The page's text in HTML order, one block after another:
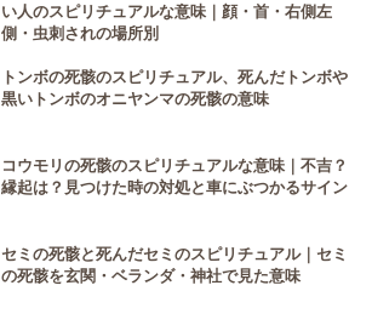
い人のスピリチュアルな意味｜顔・首・右側左
側・虫刺されの場所別
トンボの死骸のスピリチュアル、死んだトンボや
黒いトンボのオニヤンマの死骸の意味
コウモリの死骸のスピリチュアルな意味｜不吉？
縁起は？見つけた時の対処と車にぶつかるサイン
セミの死骸と死んだセミのスピリチュアル｜セミ
の死骸を玄関・ベランダ・神社で見た意味